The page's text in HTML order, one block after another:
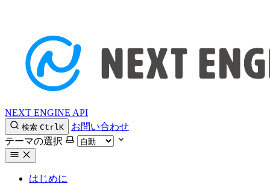
NEXT ENGINE API
検索 CtrlK
お問い合わせ
テーマの選択
はじめに